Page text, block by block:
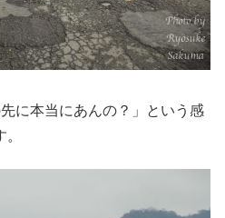
に本当にあんの？」という感